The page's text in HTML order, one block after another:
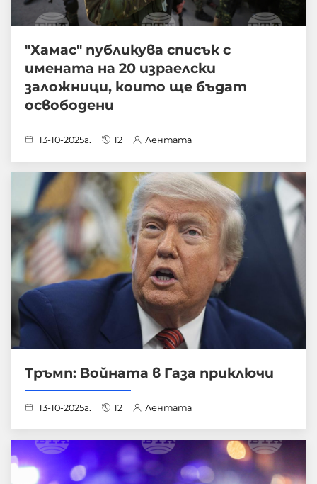
"Хамас" публикува списък с
имената на 20 израелски
заложници, които ще бъдат
освободени
13-10-2025г. 12 Лентата
Тръмп: Войната в Газа приключи
13-10-2025г. 12 Лентата